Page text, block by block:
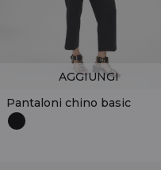
Pantaloni chino basic
AGGIUNGI